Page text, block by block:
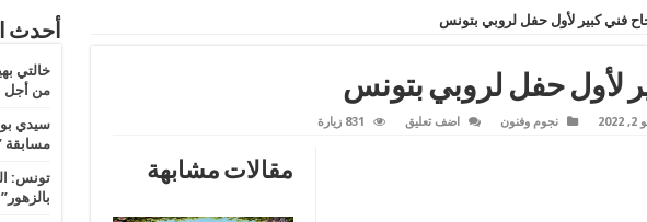
فني كبير لأول حفل لروبي بتونس
لأول حفل لروبي بتونس
نجوم وفنون اضف تعليق 831 زيارة
مقالات مشابهة
أحدث
خالتي
من أجل
سيدي
مسابقة
تونس: